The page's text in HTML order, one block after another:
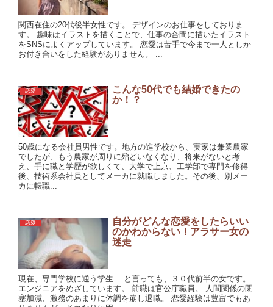
関西在住の20代後半女性です。 デザインのお仕事をしておりま
す。 趣味はイラストを描くことで、仕事の合間に描いたイラスト
をSNSによくアップしています。 恋愛は苦手で今まで一人としか
お付き合いをした経験がありません。 ...
恋愛
こんな50代でも結婚できたの
か！？
50歳になる会社員男性です。地方の進学校から、実家は兼業農家
でしたが、もう農家が周りに殆どいなくなり、将来がないと考
え、手に職と学歴が欲しくて、大学で上京、工学部で専門を修得
後、技術系会社員としてメーカに就職しました。その後、別メー
カに転職...
恋愛
自分がどんな恋愛をしたらいい
のかわからない！アラサー女の
迷走
現在、専門学校に通う学生… と言っても、３０代前半の女です。
エンジニアをめざしています。 前職は官公庁職員。 人間関係の閉
塞加減、激務のあまりに体調を崩し退職。 恋愛経験は豊富でもあ